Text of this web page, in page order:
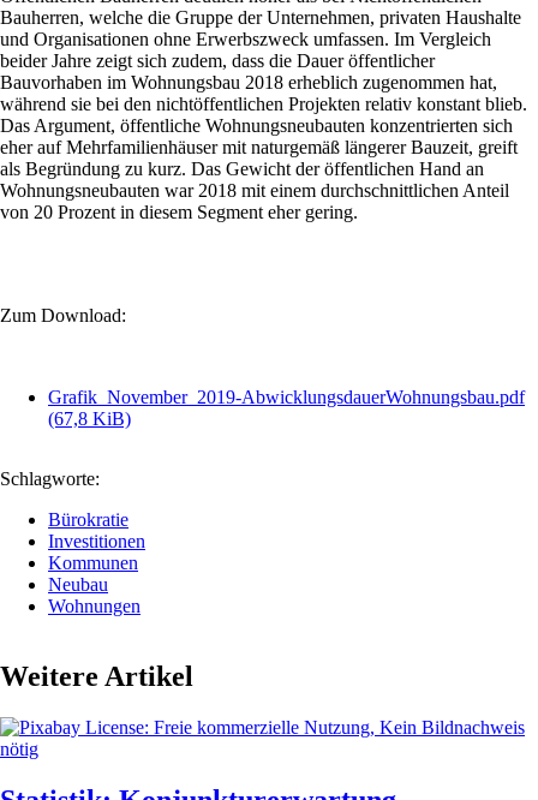
Bauherren, welche die Gruppe der Unternehmen, privaten Haushalte
und Organisationen ohne Erwerbszweck umfassen. Im Vergleich
beider Jahre zeigt sich zudem, dass die Dauer öffentlicher
Bauvorhaben im Wohnungsbau 2018 erheblich zugenommen hat,
während sie bei den nichtöffentlichen Projekten relativ konstant blieb.
Das Argument, öffentliche Wohnungsneubauten konzentrierten sich
eher auf Mehrfamilienhäuser mit naturgemäß längerer Bauzeit, greift
als Begründung zu kurz. Das Gewicht der öffentlichen Hand an
Wohnungsneubauten war 2018 mit einem durchschnittlichen Anteil
von 20 Prozent in diesem Segment eher gering.
Zum Download:
Grafik_November_2019-AbwicklungsdauerWohnungsbau.pdf
(67,8 KiB)
Schlagworte:
Bürokratie
Investitionen
Kommunen
Neubau
Wohnungen
Weitere Artikel